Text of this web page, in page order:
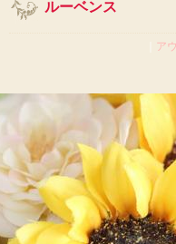
ルーベンス
ア